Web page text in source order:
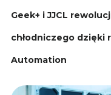
Geek+ i JJCL
chłodniczego dzięki
Automation